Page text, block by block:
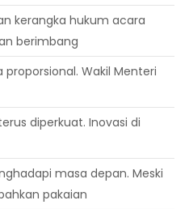
kerangka hukum acara
berimbang
Wakil Menteri
diperkuat. Inovasi di
masa depan. Meski
pakaian